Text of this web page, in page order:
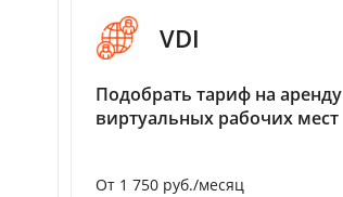
VDI
Подобрать тариф на аренду
виртуальных рабочих мест
От 1 750 руб./месяц